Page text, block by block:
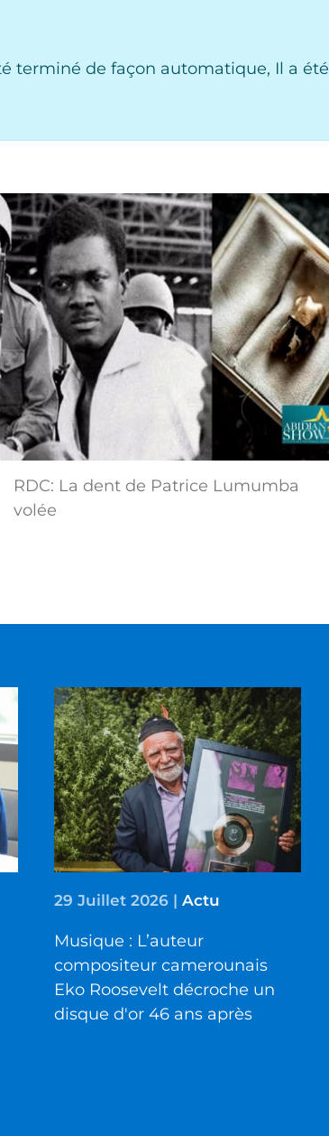
terminé de façon automatique, Il a été
RDC: La dent de Patrice Lumumba
volée
29 Juillet 2026 |Actu
Musique : L’auteur
compositeur camerounais
Eko Roosevelt décroche un
disque d'or 46 ans après